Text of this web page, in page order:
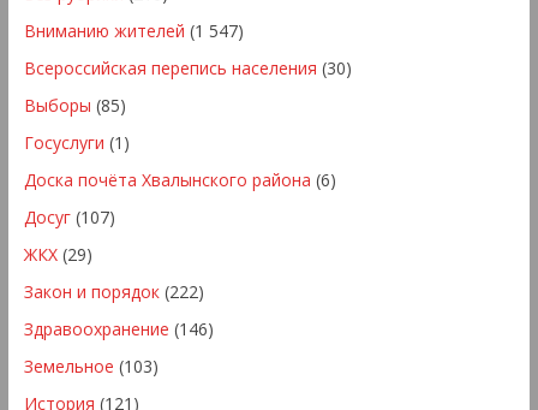
Вниманию жителей (1 547)
Всероссийская перепись населения (30)
Выборы (85)
Госуслуги (1)
Доска почёта Хвалынского района (6)
Досуг(107)
ЖКХ(29)
Закон и порядок(222)
Здравоохранение (146)
Земельное (103)
История (121)